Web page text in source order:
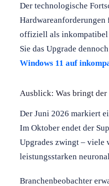
Der technologische
Hardwareanforderungen
offiziell als inkompatibel
Sie das Upgrade
Windows 11 auf
Ausblick: Was bringt der
Der Juni 2026 markiert
Im Oktober endet der
Upgrades zwingt – viele
leistungsstarken
Branchenbeobachter